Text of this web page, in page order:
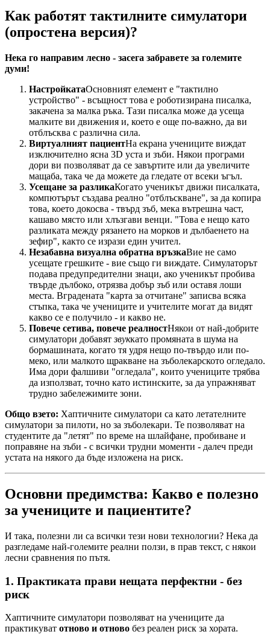
Как работят тактилните симулатори
(опростена версия)?
Нека го направим лесно - засега забравете за големите
думи!
НастройкатаОсновният елемент е "тактилно
устройство" - всъщност това е роботизирана писалка,
закачена за малка ръка. Тази писалка може да усеща
малките ви движения и, което е още по-важно, да ви
отблъсква с различна сила.
Виртуалният пациентНа екрана учениците виждат
изключително ясна 3D уста и зъби. Някои програми
дори ви позволяват да се завъртите или да увеличите
мащаба, така че да можете да гледате от всеки ъгъл.
Усещане за разликаКогато ученикът движи писалката,
компютърът създава реално "отблъскване", за да копира
това, което докосва - твърд зъб, мека вътрешна част,
кашаво място или хлъзгави венци. "Това е нещо като
разликата между рязането на морков и дълбаенето на
зефир", както се изрази един учител.
Незабавна визуална обратна връзкаВие не само
усещате грешките - вие също ги виждате. Симулаторът
подава предупредителни знаци, ако ученикът пробива
твърде дълбоко, отрязва добър зъб или оставя лоши
места. Вградената "карта за отчитане" записва всяка
стъпка, така че учениците и учителите могат да видят
какво се е получило - и какво не.
Повече сетива, повече реалностНякои от най-добрите
симулатори добавятзвуккато промяната в шума на
бормашината, когато тя удря нещо по-твърдо или по-
меко, или малкото щракване на зъболекарското огледало.
Има дори фалшиви "огледала", които учениците трябва
да използват, точно като истинските, за да упражняват
трудно забележимите зони.
Общо взето: Хаптичните симулатори са като летателните
симулатори за пилоти, но за зъболекари. Те позволяват на
студентите да "летят" по време на шлайфане, пробиване и
поправяне на зъби - с всички трудни моменти - далеч преди
устата на някого да бъде изложена на риск.
Основни предимства: Какво е полезно
за учениците и пациентите?
И така, полезни ли са всички тези нови технологии? Нека да
разгледаме най-големите реални ползи, в прав текст, с някои
лесни сравнения по пътя.
1. Практиката прави нещата перфектни - без
риск
Хаптичните симулатори позволяват на учениците да
практикуват отново и отново без реален риск за хората.